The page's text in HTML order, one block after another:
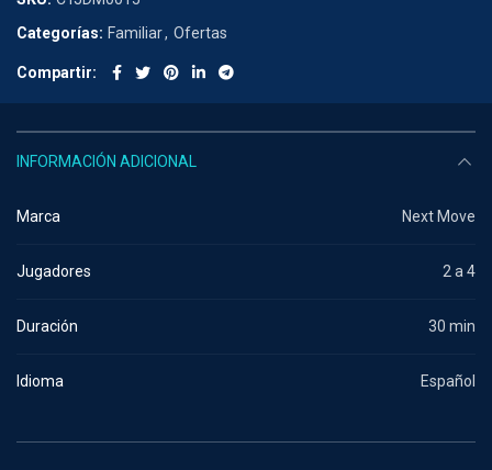
Categorías: Familiar, Ofertas
Compartir
INFORMACIÓN ADICIONAL
Marca Next Move
Jugadores 2 a 4
Duración 30 min
Idioma Español